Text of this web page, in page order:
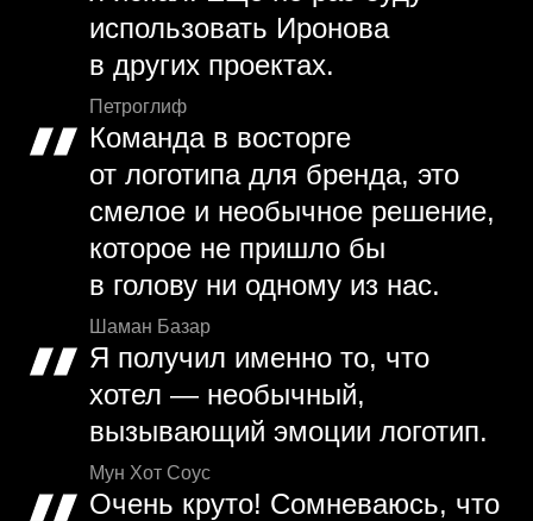
использовать Иронова
в других проектах.
Петроглиф
Команда в восторге
от логотипа для бренда, это
смелое и необычное решение,
которое не пришло бы
в голову ни одному из нас.
Шаман Базар
Я получил именно то, что
хотел — необычный,
вызывающий эмоции логотип.
Мун Хот Соус
Очень круто! Сомневаюсь, что